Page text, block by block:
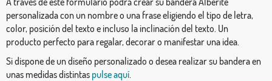
personalizada con un nombre o una frase eligiendo el tipo de letra,
color, posición del texto e incluso la inclinación del texto. Un
producto perfecto para regalar, decorar o manifestar una idea.
Si dispone de un diseño personalizado o desea realizar su bandera en
unas medidas distintas pulse aquí.